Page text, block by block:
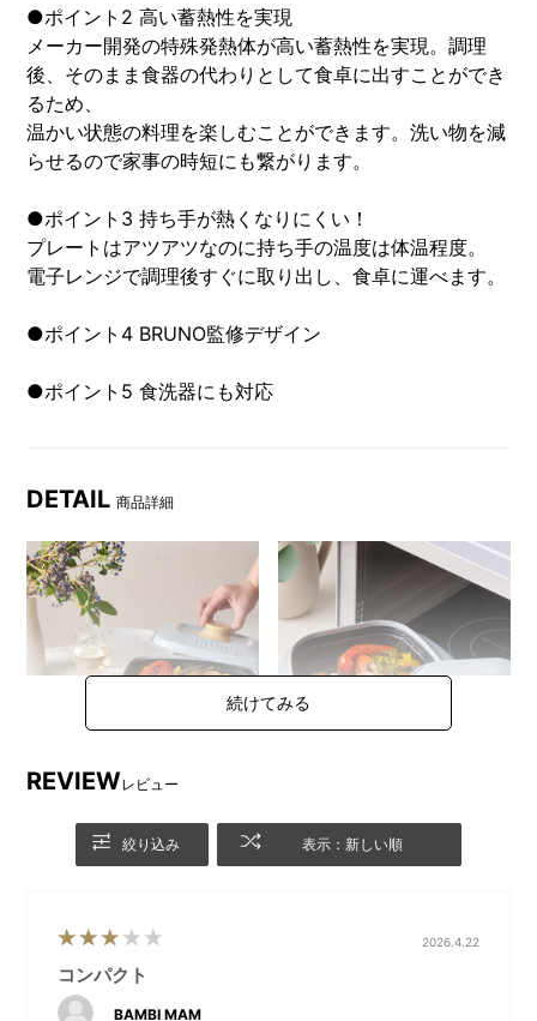
●ポイント2 高い蓄熱性を実現
メーカー開発の特殊発熱体が高い蓄熱性を実現。調理
後、そのまま食器の代わりとして食卓に出すことができ
るため、
温かい状態の料理を楽しむことができます。洗い物を減
らせるので家事の時短にも繋がります。
●ポイント3 持ち手が熱くなりにくい！
プレートはアツアツなのに持ち手の温度は体温程度。
電子レンジで調理後すぐに取り出し、食卓に運べます。
●ポイント4 BRUNO監修デザイン
●ポイント5 食洗器にも対応
DETAIL商品詳細
グリルで焼いたようにふっく
ら美味しい仕上がりに
プレートはアツアツなのに持
ち手の温度は体温程度
REVIEWレビュー
絞り込み 表示：新しい順
2026.4.22
コンパクト
BAMBI MAM